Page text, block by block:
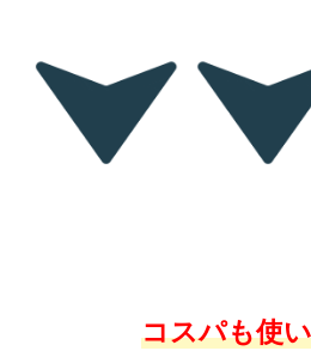
コスパも使